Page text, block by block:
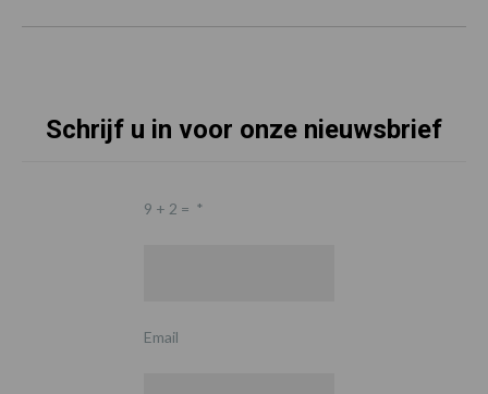
Schrijf u in voor onze nieuwsbrief
9 + 2 = *
Email